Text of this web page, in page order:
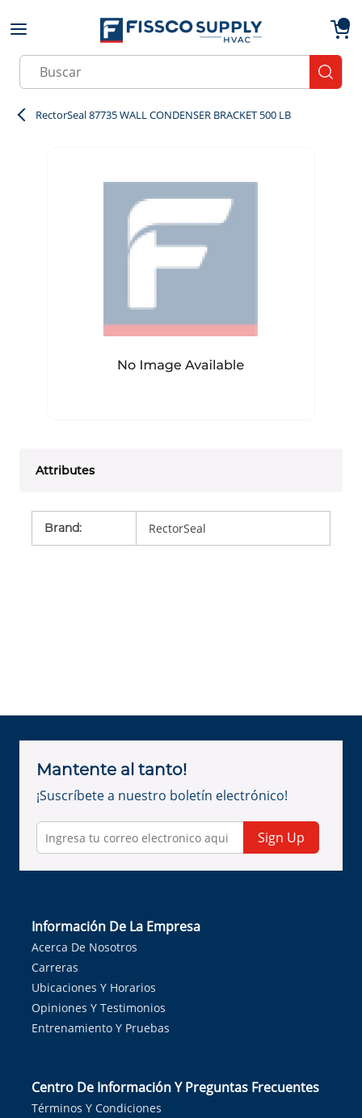
Skip to main content
Site Search
RectorSeal 87735 WALL CONDENSER BRACKET 500 LB
Attributes
Brand: RectorSeal
Mantente al tanto!
¡Suscríbete a nuestro boletín electrónico!
Sign Up
Información De La Empresa
Acerca De Nosotros
Carreras
Ubicaciones Y Horarios
Opiniones Y Testimonios
Entrenamiento Y Pruebas
Centro De Información Y Preguntas Frecuentes
Términos Y Condiciones